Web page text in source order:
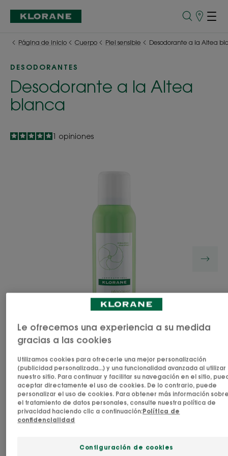
Puntos
Página de inicio
Cuerpo Piel sensible Desodorante a la Altea
DESODORANTES
Desodorante a la Altea
blanca
5/51 opiniones
Desodorante en spray de hasta 24 horas de
duración a la altea blanca, un activo botánico
suavizante. Desarrollado para minimizar el riesgo
de alergia en la piel sensible.
Ingrediente botánico calmante apto para pieles
Le ofrecemos una experiencia a su medida
gracias a las cookies
Utilizamos cookies para ofrecerle una mejor personalización
(publicidad personalizada...) y una funcionalidad avanzada al utilizar
nuestro sitio. Para continuar y facilitar su navegación en el sitio,
aceptar directamente el uso de cookies. De lo contrario, puede
personalizar el uso de cookies. Para obtener más información
el tratamiento de datos personales, consulte nuestra política de
privacidad haciendo clic a continuación:Política de
confidencialidad
Configuración de cookies